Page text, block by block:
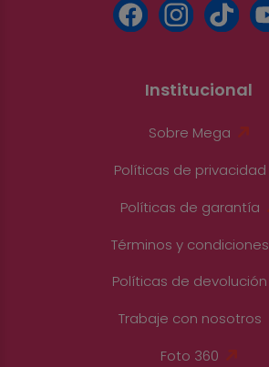
Institucional
Sobre Mega
Políticas de privacidad
Políticas de garantía
Términos y condiciones
Políticas de devolución
Trabaje con nosotros
Foto 360